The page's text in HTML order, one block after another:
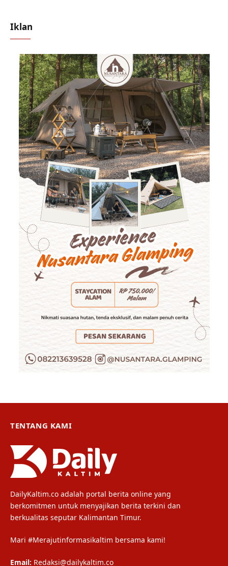
Iklan
TENTANG KAMI
DailyKaltim.co adalah portal berita online yang
berkomitmen untuk menyajikan berita terkini dan
berkualitas seputar Kalimantan Timur.
Mari #Merajutinformasikaltim bersama kami!
Email: Redaksi@dailykaltim.co